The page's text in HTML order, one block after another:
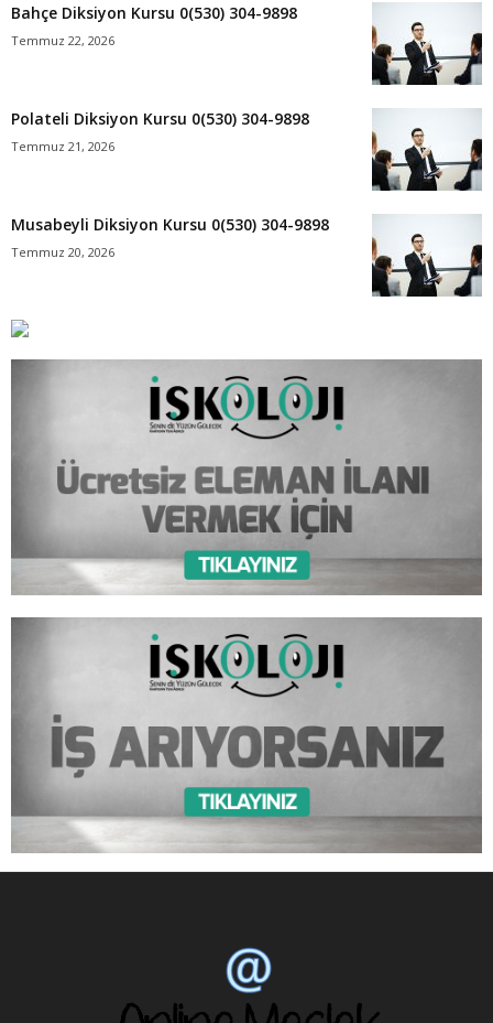
Bahçe Diksiyon Kursu 0(530) 304-9898
Temmuz 22, 2026
Polateli Diksiyon Kursu 0(530) 304-9898
Temmuz 21, 2026
Musabeyli Diksiyon Kursu 0(530) 304-9898
Temmuz 20, 2026